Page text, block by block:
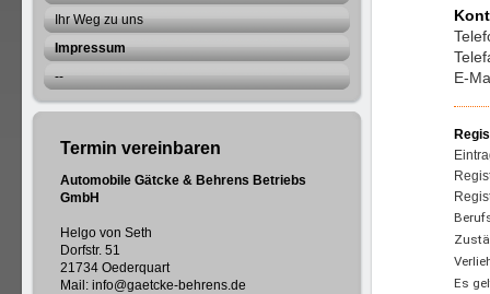
Ihr Weg zu uns
Impressum
--
Termin vereinbaren
Automobile Gätcke & Behrens Betriebs
GmbH
Helgo von Seth
Dorfstr. 51
21734 Oederquart
Mail: info@gaetcke-behrens.de
E-
Es